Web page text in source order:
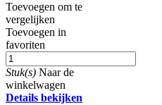
Toevoegen om te
vergelijken
Toevoegen in
favoriten
Stuk(s) Naar de
winkelwagen
Details bekijken